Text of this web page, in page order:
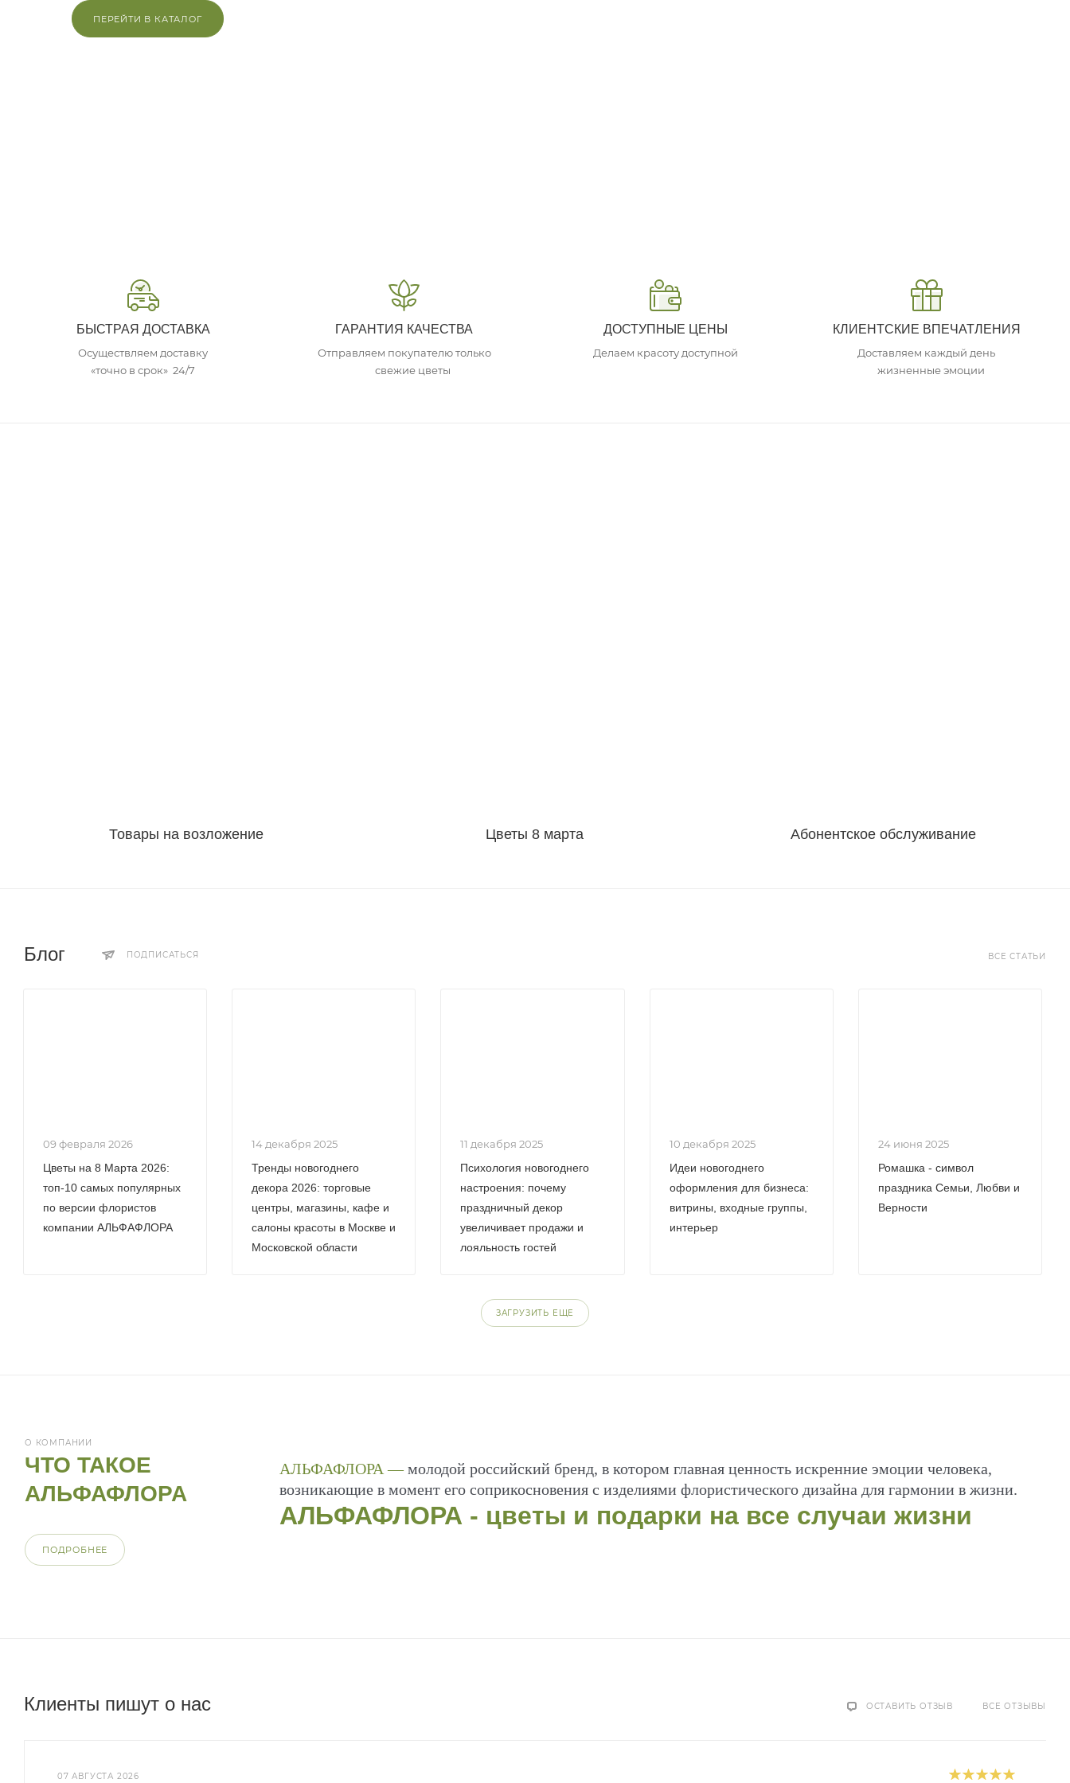
ПЕРЕЙТИ В КАТАЛОГ
БЫСТРАЯ ДОСТАВКА
Осуществляем доставку
«точно в срок» 24/7
ГАРАНТИЯ КАЧЕСТВА
Отправляем покупателю только
свежие цветы
ДОСТУПНЫЕ ЦЕНЫ
Делаем красоту доступной
КЛИЕНТСКИЕ ВПЕЧАТЛЕНИЯ
Доставляем каждый день
жизненные эмоции
Товары на возложение Цветы 8 марта Абонентское обслуживание
Блог ПОДПИСАТЬСЯ ВСЕ СТАТЬИ
09 февраля 2026
Цветы на 8 Марта 2026:
топ-10 самых популярных
по версии флористов
компании АЛЬФАФЛОРА
14 декабря 2025
Тренды новогоднего
декора 2026: торговые
центры, магазины, кафе и
салоны красоты в Москве и
Московской области
11 декабря 2025
Психология новогоднего
настроения: почему
праздничный декор
увеличивает продажи и
лояльность гостей
10 декабря 2025
Идеи новогоднего
оформления для бизнеса:
витрины, входные группы,
интерьер
24 июня 2025
Ромашка - символ
праздника Семьи, Любви и
Верности
ЗАГРУЗИТЬ ЕЩЕ
АЛЬФАФЛОРА —молодой российский бренд, в котором главная ценность искренние эмоции человека,
возникающие в момент его соприкосновения с изделиями флористического дизайна для гармонии в жизни.
АЛЬФАФЛОРА - цветы и подарки на все случаи жизни
О КОМПАНИИ
ЧТО ТАКОЕ
АЛЬФАФЛОРА
ПОДРОБНЕЕ
Клиенты пишут о нас ВСЕ ОТЗЫВЫ
ОСТАВИТЬ ОТЗЫВ
07 АВГУСТА 2026